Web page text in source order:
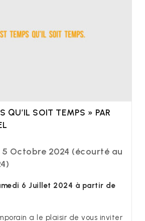
QU’IL SOIT TEMPS » PAR
5 Octobre 2024 (écourté au
6 Juillet 2024 à partir de
a le plaisir de vous inviter